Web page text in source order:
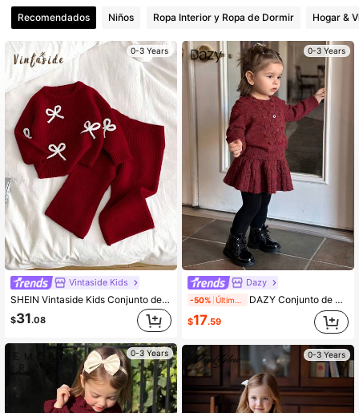
Recomendados Niños Ropa Interior y Ropa de Dormir Hogar &
0-3 Years
Vintaside Kids
SHEIN Vintaside Kids Conjunto de suéter con lazo y pantalones de punto para bebé niña, conjunto de dos piezas de punto rojo para bebé niña, conjunto de dos piezas cálido de otoño e invierno para bebé niña, conjunto de dos piezas de ropa de bebé niña de otoño e invierno
$31.08
0-3 Years
0-3 Years
Dazy
-50% DAZY Conjunto de 2 piezas de suéter de cuello redondo y falda para niñas pequeñas, otoño/invierno
$17.59
0-3 Years